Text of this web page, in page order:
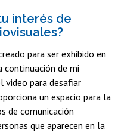
interés de
para ser exhibido en
continuación de mi
para desafiar
un espacio para la
de comunicación
que aparecen en la